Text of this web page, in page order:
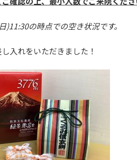
)11:30の時点での空き状況です。
入れをいただきました！